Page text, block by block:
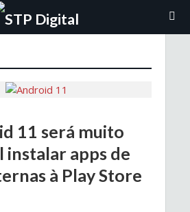
11 será muito
instalar apps de
à Play Store